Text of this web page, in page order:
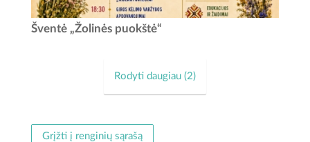
Žolinės puokštė Rugpjūčio 15-ąją bus gera proga padėti
Šventė „Žolinės puokštė“
Rodyti daugiau (2)
Grįžti į renginių sąrašą